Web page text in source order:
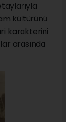
kültürünü
karakterini
arasında